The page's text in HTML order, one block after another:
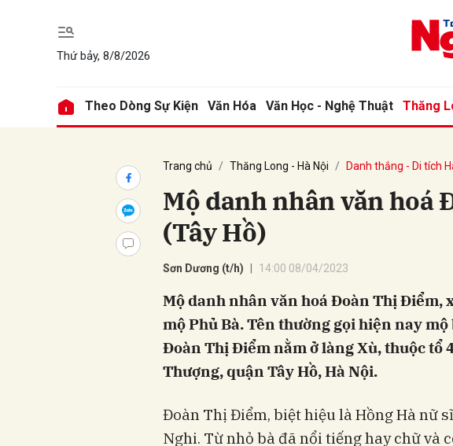
Thứ bảy, 8/8/2026
Theo Dòng Sự Kiện Văn Hóa Văn Học - Nghệ Thuật Thăng
Trang chủ Thăng Long - Hà Nội Danh thắng - Di tích
Mộ danh nhân văn hoá
(Tây Hồ)
Sơn Dương (t/h) 14:00 08/04/2023
Mộ danh nhân văn hoá Đoàn Thị Điểm,
mộ Phủ Bà. Tên thường gọi hiện nay
Đoàn Thị Điểm nằm ở làng Xù, thuộc tổ
Thượng, quận Tây Hồ, Hà Nội.
Đoàn Thị Điểm, biệt hiệu là Hồng Hà nữ
Nghi. Từ nhỏ bà đã nổi tiếng hay chữ và